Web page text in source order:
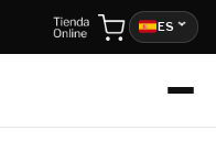
ES